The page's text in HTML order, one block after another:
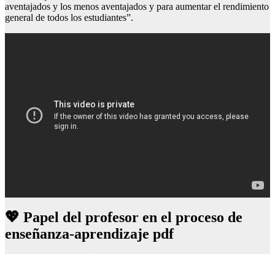
aventajados y los menos aventajados y para aumentar el rendimiento
general de todos los estudiantes”.
💖 Papel del profesor en el proceso de
enseñanza-aprendizaje pdf